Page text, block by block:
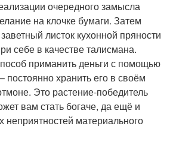
очередного замысла
на клочке бумаги. Затем
листок кухонной пряности
себе в качестве талисмана.
приманить деньги с помощью
постоянно хранить его в своём
Это растение-победитель
вам стать богаче, да ещё и
неприятностей материального